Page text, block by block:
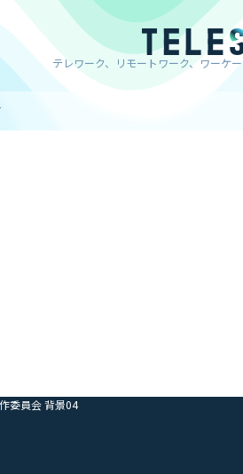
テレワーク、リモートワーク、ワーケ
委員会 背景04